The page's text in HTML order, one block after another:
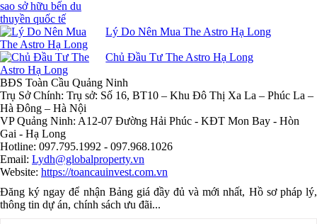
Lý Do Nên Mua The Astro Hạ Long
Chủ Đầu Tư The Astro Hạ Long
BĐS Toàn Cầu Quảng Ninh
Trụ Sở Chính: Trụ sở: Số 16, BT10 – Khu Đô Thị Xa La – Phúc La –
Hà Đông – Hà Nội
VP Quảng Ninh: A12-07 Đường Hải Phúc - KĐT Mon Bay - Hòn
Gai - Hạ Long
Hotline: 097.795.1992 - 097.968.1026
Email: Lydh@globalproperty.vn
Website: https://toancauinvest.com.vn
Đăng ký ngay để nhận Bảng giá đầy đủ và mới nhất, Hồ sơ pháp lý,
thông tin dự án, chính sách ưu đãi...